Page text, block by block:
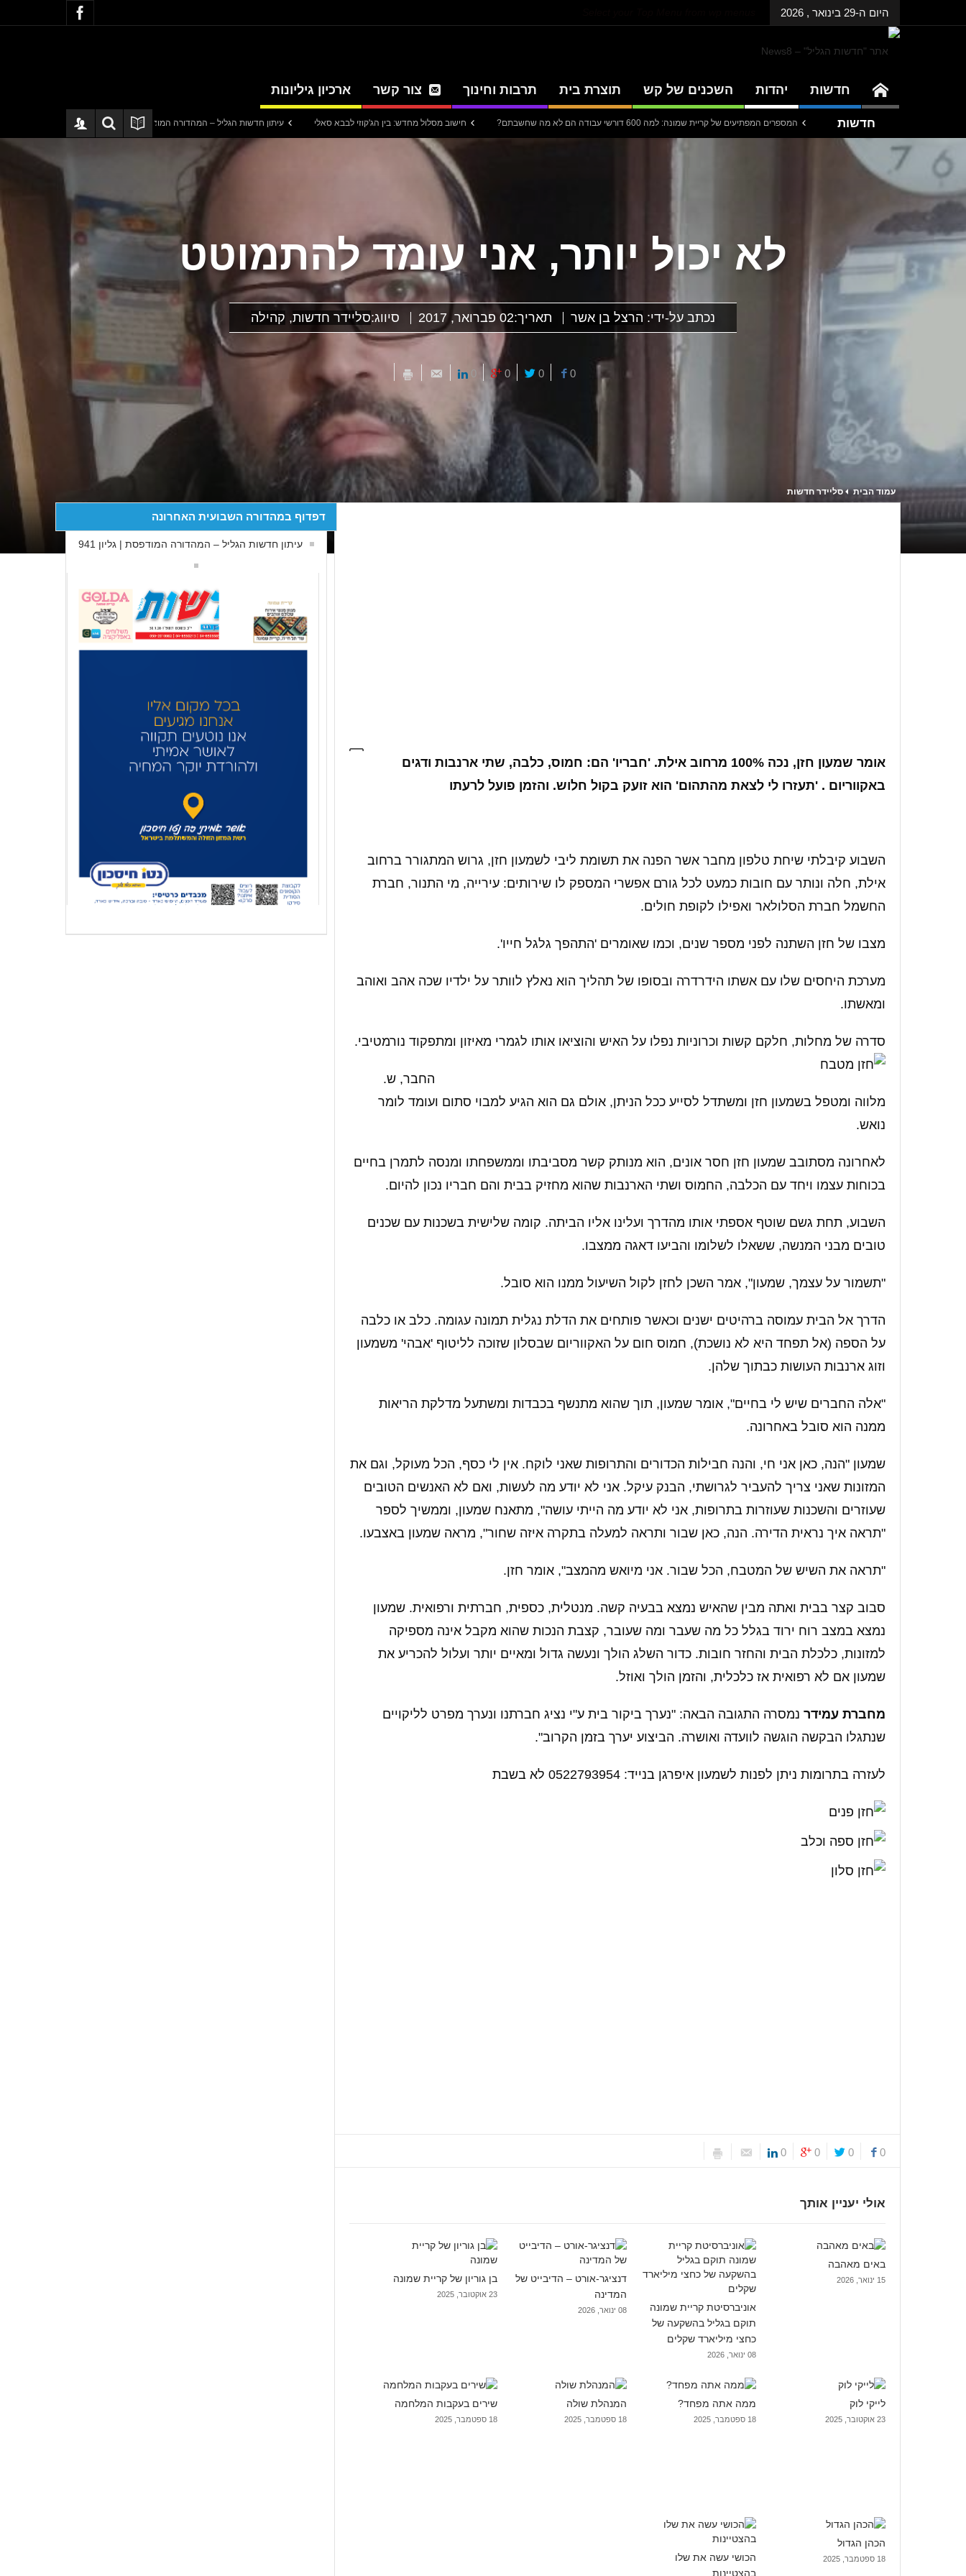
היום ה-29 בינואר , 2026
חדשות יהדות השכנים של קש תוצרת בית תרבות וחינוך צור קשר ארכיון גיליונות
חדשות
אחרונות
המספרים המפתיעים של קריית שמונה: למה 600 דורשי עבודה הם לא מה שחשבתם? חישוב מסלול מחדש: בין הג'קוזי לבבא סאלי עיתון חדשות הגליל – המהדורה המודפסת | גליון 940 סערה בתיק להנגהל: עבודות
בגליל בהשקעה של כחצי מיליארד שקלים דנציגר-אורט – הדיבייט של המדינה
לא יכול יותר, אני עומד להתמוטט
נכתב על-ידי: הרצל בן אשר תאריך:02 פברואר, 2017 סיווג:סליידר חדשות, קהילה
0
0
0
0
עמוד הבית סליידר חדשות
אומר שמעון חזן, נכה 100% מרחוב אילת. 'חבריו' הם: חמוס, כלבה, שתי ארנבות ודגים
באקווריום . 'תעזרו לי לצאת מהתהום' הוא זועק בקול חלוש. והזמן פועל לרעתו
השבוע קיבלתי שיחת טלפון מחבר אשר הפנה את תשומת ליבי לשמעון חזן, גרוש המתגורר ברחוב
אילת, חלה ונותר עם חובות כמעט לכל גורם אפשרי המספק לו שירותים: עירייה, מי התנור, חברת
החשמל חברת הסלולאר ואפילו לקופת חולים.
מצבו של חזן השתנה לפני מספר שנים, וכמו שאומרים 'התהפך גלגל חייו'.
מערכת היחסים שלו עם אשתו הידרדרה ובסופו של תהליך הוא נאלץ לוותר על ילדיו שכה אהב ואוהב
ומאשתו.
סדרה של מחלות, חלקם קשות וכרוניות נפלו על האיש והוציאו אותו לגמרי מאיזון ומתפקוד נורמטיבי.
החבר, ש.
מלווה ומטפל בשמעון חזן ומשתדל לסייע ככל הניתן, אולם גם הוא הגיע למבוי סתום ועומד לומר
נואש.
לאחרונה מסתובב שמעון חזן חסר אונים, הוא מנותק קשר מסביבתו וממשפחתו ומנסה לתמרן בחיים
בכוחות עצמו ויחד עם הכלבה, החמוס ושתי הארנבות שהוא מחזיק בבית והם חבריו נכון להיום.
השבוע, תחת גשם שוטף אספתי אותו מהדרך ועלינו אליו הביתה. קומה שלישית בשכנות עם שכנים
טובים מבני המנשה, ששאלו לשלומו והביעו דאגה ממצבו.
"תשמור על עצמך, שמעון", אמר השכן לחזן לקול השיעול ממנו הוא סובל.
הדרך אל הבית עמוסה ברהיטים ישנים וכאשר פותחים את הדלת נגלית תמונה עגומה. כלב או כלבה
על הספה (אל תפחד היא לא נושכת), חמוס חום על האקווריום שבסלון שזוכה לליטוף 'אבהי' משמעון
וזוג ארנבות העושות כבתוך שלהן.
"אלה החברים שיש לי בחיים", אומר שמעון, תוך שהוא מתנשף בכבדות ומשתעל מדלקת הריאות
ממנה הוא סובל באחרונה.
שמעון "הנה, כאן אני חי, והנה חבילות הכדורים והתרופות שאני לוקח. אין לי כסף, הכל מעוקל, וגם את
המזונות שאני צריך להעביר לגרושתי, הבנק עיקל. אני לא יודע מה לעשות, ואם לא האנשים הטובים
שעוזרים והשכנות שעוזרות בתרופות, אני לא יודע מה הייתי עושה", מתאנח שמעון, וממשיך לספר
"תראה איך נראית הדירה. הנה, כאן שבור ותראה למעלה בתקרה איזה שחור", מראה שמעון באצבעו.
"תראה את השיש של המטבח, הכל שבור. אני מיואש מהמצב", אומר חזן.
סבוב קצר בבית ואתה מבין שהאיש נמצא בבעיה קשה. מנטלית, כספית, חברתית ורפואית. שמעון
נמצא במצב רוח ירוד בגלל כל מה שעבר ומה שעובר, קצבת הנכות שהוא מקבל אינה מספיקה
למזונות, כלכלת הבית והחזר חובות. כדור השלג הולך ונעשה גדול ומאיים יותר ועלול להכריע את
שמעון אם לא רפואית אז כלכלית, והזמן הולך ואוזל.
מחברת עמידר נמסרה התגובה הבאה: "נערך ביקור בית ע"י נציג חברתנו ונערך מפרט לליקויים
שנתגלו הבקשה הוגשה לוועדה ואושרה. הביצוע יערך בזמן הקרוב".
לעזרה בתרומות ניתן לפנות לשמעון איפרגן בנייד: 0522793954 לא בשבת
0
0
0
0
אולי יעניין אותך
באים מאהבה
15 ינואר, 2026
אוניברסיטת קריית שמונה
תוקם בגליל בהשקעה של
כחצי מיליארד שקלים
08 ינואר, 2026
דנציגר-אורט – הדיבייט של
המדינה
08 ינואר, 2026
בן גוריון של קריית שמונה
23 אוקטובר, 2025
לייקי לוק
23 אוקטובר, 2025
ממה אתה מפחד?
18 ספטמבר, 2025
המנהלת שולה
18 ספטמבר, 2025
שירים בעקבות המלחמה
18 ספטמבר, 2025
הכהן הגדול
18 ספטמבר, 2025
הכושי עשה את שלו
בהצטיינות
דפדוף במהדורה השבועית האחרונה
עיתון חדשות הגליל – המהדורה המודפסת | גליון 941